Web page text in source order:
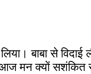
बाबा से
आज मन क्यों सशंकित